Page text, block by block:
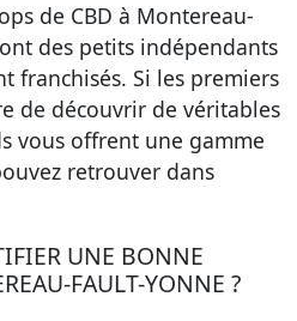
de CBD à Montereau-
des petits indépendants
franchisés. Si les premiers
de découvrir de véritables
vous offrent une gamme
retrouver dans
UNE BONNE
FAULT-YONNE ?